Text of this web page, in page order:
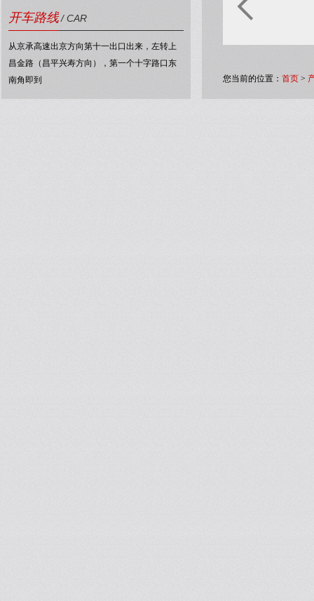
开车路线/ CAR
从京承高速出京方向第十一出口出来，左转上
昌金路（昌平兴寿方向），第一个十字路口东
南角即到
您当前的位置： 首页 >